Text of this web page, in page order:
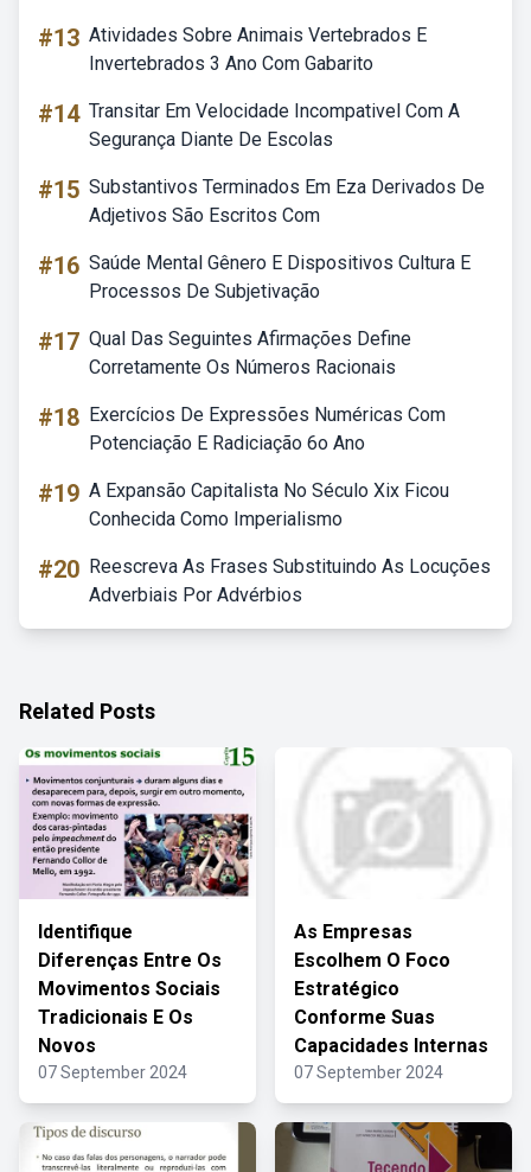
#13 Atividades Sobre Animais Vertebrados E
Invertebrados 3 Ano Com Gabarito
#14 Transitar Em Velocidade Incompativel Com A
Segurança Diante De Escolas
#15 Substantivos Terminados Em Eza Derivados De
Adjetivos São Escritos Com
#16 Saúde Mental Gênero E Dispositivos Cultura E
Processos De Subjetivação
#17 Qual Das Seguintes Afirmações Define
Corretamente Os Números Racionais
#18 Exercícios De Expressões Numéricas Com
Potenciação E Radiciação 6o Ano
#19 A Expansão Capitalista No Século Xix Ficou
Conhecida Como Imperialismo
#20 Reescreva As Frases Substituindo As Locuções
Adverbiais Por Advérbios
Related Posts
Identifique
Diferenças Entre Os
Movimentos Sociais
Tradicionais E Os
Novos
07 September 2024
As Empresas
Escolhem O Foco
Estratégico
Conforme Suas
Capacidades Internas
07 September 2024